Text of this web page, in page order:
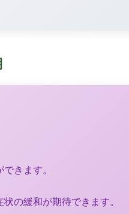
きます。
の緩和が期待できます。